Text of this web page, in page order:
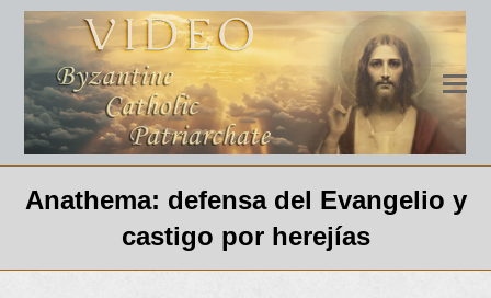
Anathema: defensa del Evangelio y
castigo por herejías